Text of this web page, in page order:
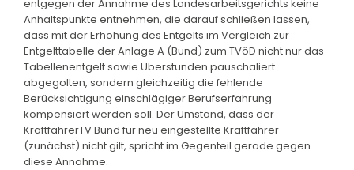
entgegen der Annahme des Landesarbeitsgerichts keine
Anhaltspunkte entnehmen, die darauf schließen lassen,
dass mit der Erhöhung des Entgelts im Vergleich zur
Entgelttabelle der Anlage A (Bund) zum TVöD nicht nur das
Tabellenentgelt sowie Überstunden pauschaliert
abgegolten, sondern gleichzeitig die fehlende
Berücksichtigung einschlägiger Berufserfahrung
kompensiert werden soll. Der Umstand, dass der
KraftfahrerTV Bund für neu eingestellte Kraftfahrer
(zunächst) nicht gilt, spricht im Gegenteil gerade gegen
diese Annahme.